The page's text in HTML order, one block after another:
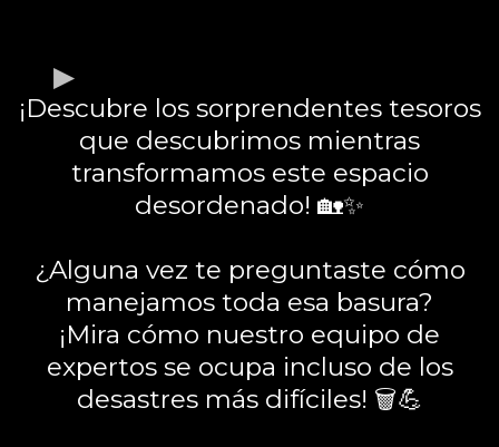
¡Descubre los sorprendentes tesoros
que descubrimos mientras
transformamos este espacio
desordenado! 🏡✨
¿Alguna vez te preguntaste cómo
manejamos toda esa basura?
¡Mira cómo nuestro equipo de
expertos se ocupa incluso de los
desastres más difíciles! 🗑️💪